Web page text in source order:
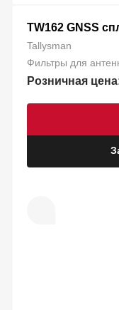
TW162 GNSS
Tallysman
Фильтры для
Розничная